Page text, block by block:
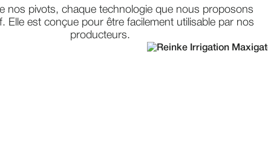
nos pivots, chaque technologie que nous proposons
Elle est conçue pour être facilement utilisable par nos
producteurs.